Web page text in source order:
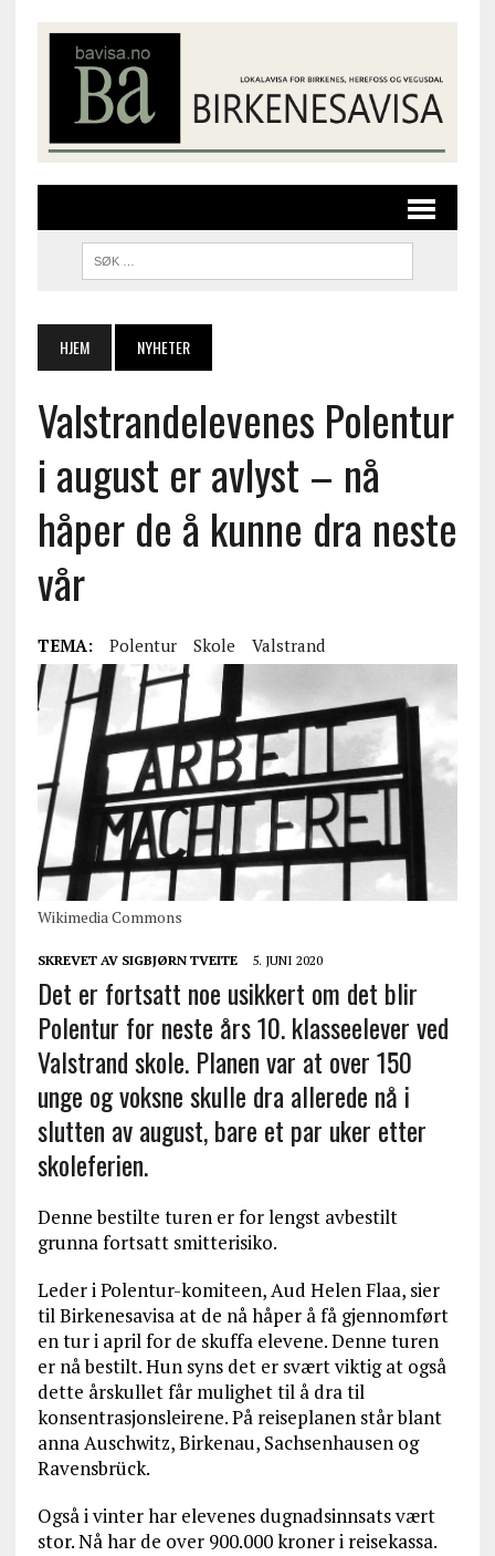
HJEM NYHETER
Valstrandelevenes Polentur
i august er avlyst – nå
håper de å kunne dra neste
vår
TEMA: Polentur Skole Valstrand
Wikimedia Commons
SKREVET AV SIGBJØRN TVEITE 5. JUNI 2020
Det er fortsatt noe usikkert om det blir
Polentur for neste års 10. klasseelever ved
Valstrand skole. Planen var at over 150
unge og voksne skulle dra allerede nå i
slutten av august, bare et par uker etter
skoleferien.
Denne bestilte turen er for lengst avbestilt
grunna fortsatt smitterisiko.
Leder i Polentur-komiteen, Aud Helen Flaa, sier
til Birkenesavisa at de nå håper å få gjennomført
en tur i april for de skuffa elevene. Denne turen
er nå bestilt. Hun syns det er svært viktig at også
dette årskullet får mulighet til å dra til
konsentrasjonsleirene. På reiseplanen står blant
anna Auschwitz, Birkenau, Sachsenhausen og
Ravensbrück.
Også i vinter har elevenes dugnadsinnsats vært
stor. Nå har de over 900.000 kroner i reisekassa.